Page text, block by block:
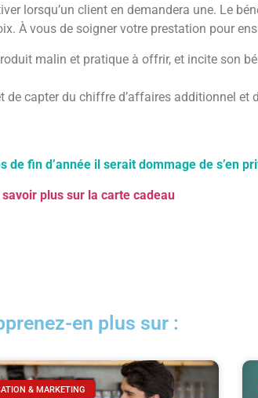
lorsqu’un client en demandera une. Le
À vous de soigner votre prestation pour
malin et pratique à offrir, et incite son
capter du chiffre d’affaires additionnel et
de fin d’année il serait dommage de s’en
savoir plus sur la carte cadeau
en plus sur :
& MARKETING